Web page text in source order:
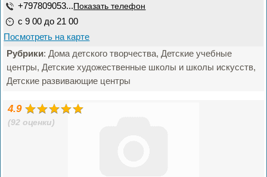
+797809053... Показать телефон
с 9 00 до 21 00
Посмотреть на карте
Рубрики: Дома детского творчества, Детские учебные
центры, Детские художественные школы и школы искусств,
Детские развивающие центры
4.9
(92 оценки)